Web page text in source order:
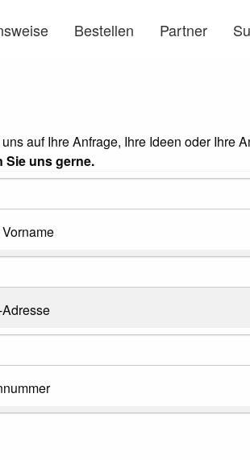
Bestellen Partner
auf Ihre Anfrage, Ihre Ideen oder Ihre
Sie uns gerne.